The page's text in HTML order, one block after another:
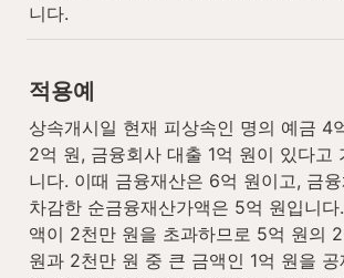
니다.
적용예
상속개시일 현재 피상속인 명의 예금 4
2억 원, 금융회사 대출 1억 원이 있다고
니다. 이때 금융재산은 6억 원이고, 금
차감한 순금융재산가액은 5억 원입니
액이 2천만 원을 초과하므로 5억 원의
원과 2천만 원 중 큰 금액인 1억 원을